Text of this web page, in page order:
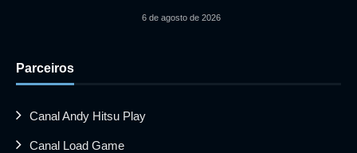
6 de agosto de 2026
Parceiros
Canal Andy Hitsu Play
Canal Load Game